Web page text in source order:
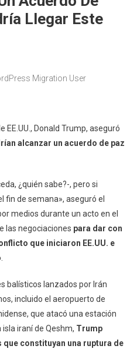
Llegar Este
Migration User
EE.UU., Donald Trump, aseguró
alcanzar un acuerdo de paz
¿quién sabe?-, pero si
fin de semana», aseguró el
medios durante un acto en el
las negociaciones para dar con
que iniciaron EE.UU. e
balísticos lanzados por Irán
incluido el aeropuerto de
que atacó una estación
iraní de Qeshm, Trump
constituyan una ruptura de